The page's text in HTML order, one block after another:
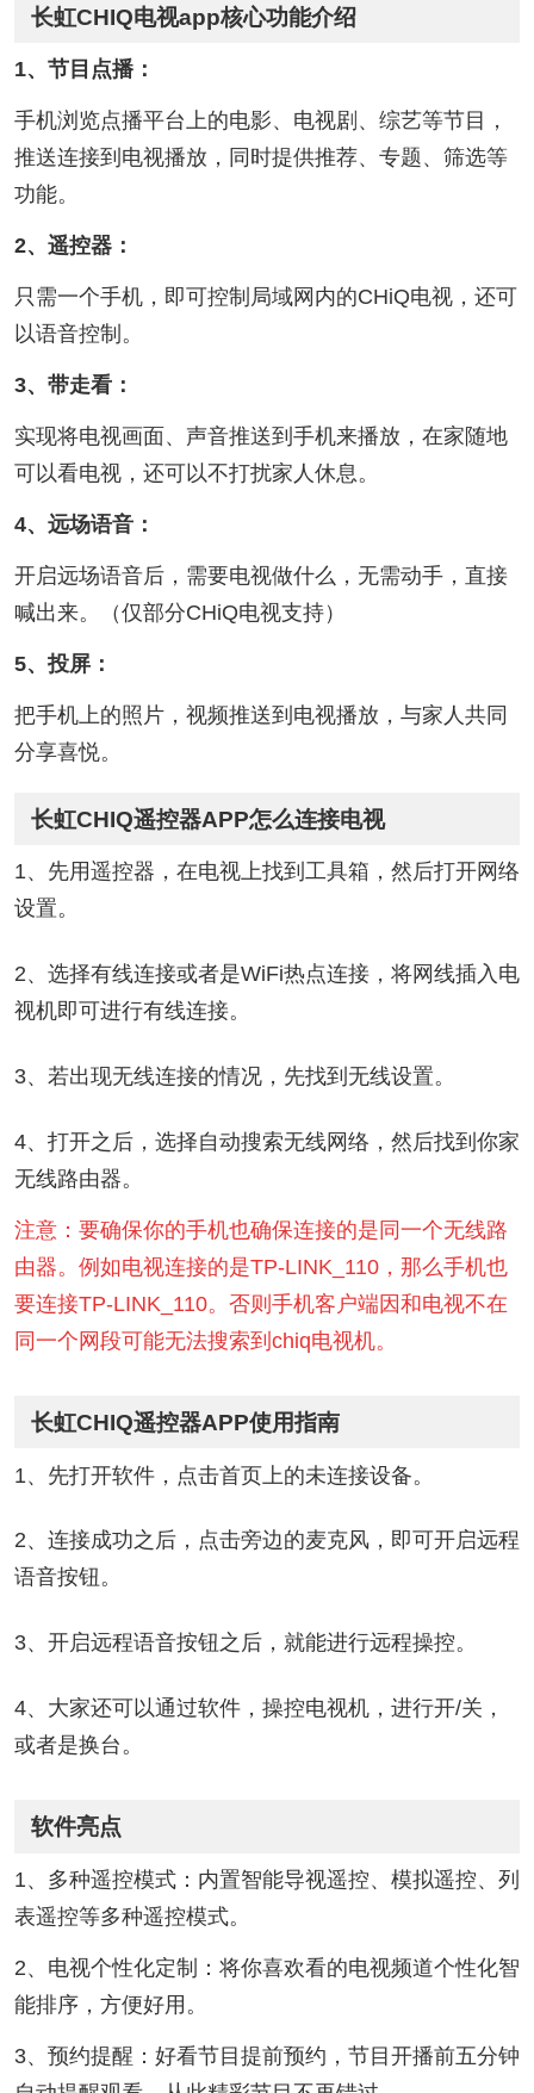
长虹CHIQ电视app核心功能介绍
1、节目点播：
手机浏览点播平台上的电影、电视剧、综艺等节目，
推送连接到电视播放，同时提供推荐、专题、筛选等
功能。
2、遥控器：
只需一个手机，即可控制局域网内的CHiQ电视，还可
以语音控制。
3、带走看：
实现将电视画面、声音推送到手机来播放，在家随地
可以看电视，还可以不打扰家人休息。
4、远场语音：
开启远场语音后，需要电视做什么，无需动手，直接
喊出来。（仅部分CHiQ电视支持）
5、投屏：
把手机上的照片，视频推送到电视播放，与家人共同
分享喜悦。
长虹CHIQ遥控器APP怎么连接电视
1、先用遥控器，在电视上找到工具箱，然后打开网络
设置。
2、选择有线连接或者是WiFi热点连接，将网线插入电
视机即可进行有线连接。
3、若出现无线连接的情况，先找到无线设置。
4、打开之后，选择自动搜索无线网络，然后找到你家
无线路由器。
注意：要确保你的手机也确保连接的是同一个无线路
由器。例如电视连接的是TP-LINK_110，那么手机也
要连接TP-LINK_110。否则手机客户端因和电视不在
同一个网段可能无法搜索到chiq电视机。
长虹CHIQ遥控器APP使用指南
1、先打开软件，点击首页上的未连接设备。
2、连接成功之后，点击旁边的麦克风，即可开启远程
语音按钮。
3、开启远程语音按钮之后，就能进行远程操控。
4、大家还可以通过软件，操控电视机，进行开/关，
或者是换台。
软件亮点
1、多种遥控模式：内置智能导视遥控、模拟遥控、列
表遥控等多种遥控模式。
2、电视个性化定制：将你喜欢看的电视频道个性化智
能排序，方便好用。
3、预约提醒：好看节目提前预约，节目开播前五分钟